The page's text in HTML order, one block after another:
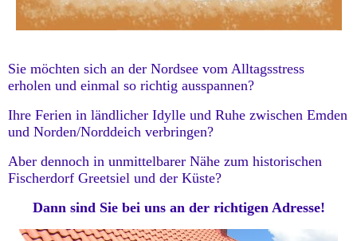
Sie möchten sich an der Nordsee vom Alltagsstress
erholen und einmal so richtig ausspannen?
Ihre Ferien in ländlicher Idylle und Ruhe zwischen Emden
und Norden/Norddeich verbringen?
Aber dennoch in unmittelbarer Nähe zum historischen
Fischerdorf Greetsiel und der Küste?
Dann sind Sie bei uns an der richtigen Adresse!